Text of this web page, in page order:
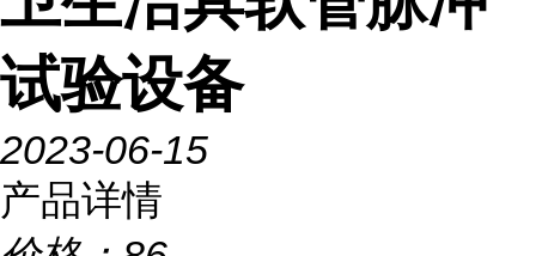
试验设备
2023-06-15
产品详情